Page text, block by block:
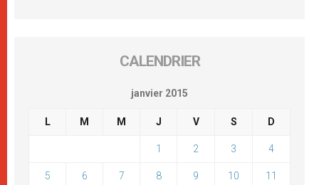
CALENDRIER
janvier 2015
L M M J V S D
1 2 3 4
5 6 7 8 9 10 11